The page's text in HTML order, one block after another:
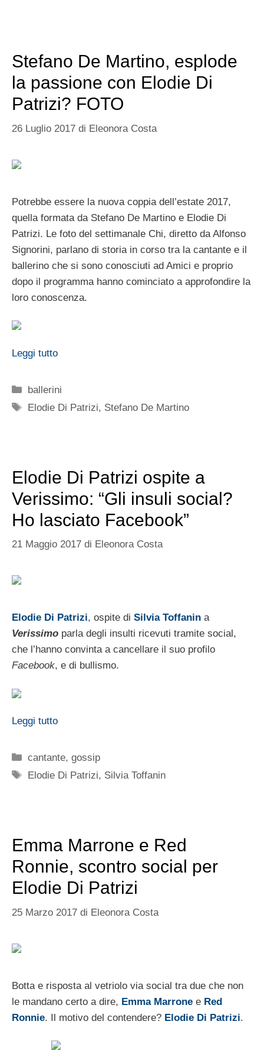
Stefano De Martino, esplode
la passione con Elodie Di
Patrizi? FOTO
26 Luglio 2017 di Eleonora Costa
Potrebbe essere la nuova coppia dell’estate 2017,
quella formata da Stefano De Martino e Elodie Di
Patrizi. Le foto del settimanale Chi, diretto da Alfonso
Signorini, parlano di storia in corso tra la cantante e il
ballerino che si sono conosciuti ad Amici e proprio
dopo il programma hanno cominciato a approfondire la
loro conoscenza.
Leggi tutto
Categorie
ballerini
Tag
Elodie Di Patrizi, Stefano De Martino
Elodie Di Patrizi ospite a
Verissimo: “Gli insuli social?
Ho lasciato Facebook”
21 Maggio 2017 di Eleonora Costa
Elodie Di Patrizi, ospite di Silvia Toffanin a
Verissimo parla degli insulti ricevuti tramite social,
che l’hanno convinta a cancellare il suo profilo
Facebook, e di bullismo.
Leggi tutto
Categorie
cantante,gossip
Tag
Elodie Di Patrizi, Silvia Toffanin
Emma Marrone e Red
Ronnie, scontro social per
Elodie Di Patrizi
25 Marzo 2017 di Eleonora Costa
Botta e risposta al vetriolo via social tra due che non
le mandano certo a dire, Emma Marrone e Red
Ronnie. Il motivo del contendere? Elodie Di Patrizi.